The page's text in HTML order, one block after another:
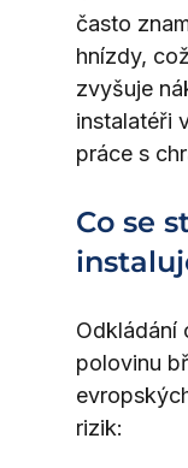
často
hnízdy,
zvyšuje
instalatéři
práce s
Co se
Odkládání
polovinu
rizik: